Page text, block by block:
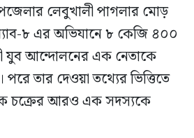
লেবুখালী পাগলার মোড়
৮ এর অভিযানে ৮ কেজি ৪০০
যুব আন্দোলনের এক নেতাকে
পরে তার দেওয়া তথ্যের ভিত্তিতে
চক্রের আরও এক সদস্যকে